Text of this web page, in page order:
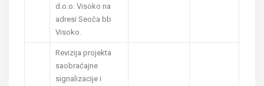
d.o.o. Visoko na
adresi Seoča bb
Visoko.
Revizija projekta
saobraćajne
signalizacije i